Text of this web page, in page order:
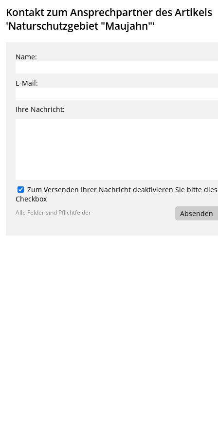
Kontakt zum Ansprechpartner des Artikels
'Naturschutzgebiet "Maujahn"'
Name:
E-Mail:
Ihre Nachricht:
Zum Versenden Ihrer Nachricht deaktivieren Sie bitte
Checkbox
Alle Felder sind Pflichtfelder Absenden